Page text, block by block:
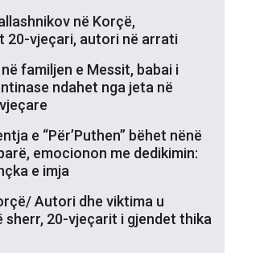
në Korçë,
20-vjeçari, autori në arrati
familjen e Messit, babai i
ndahet nga jeta në
e “Për’Puthen” bëhet nënë
emocionon me dedikimin:
e imja
Autori dhe viktima u
sherr, 20-vjeçarit i gjendet thika